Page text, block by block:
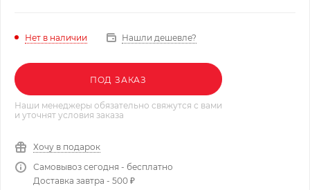
Нет в наличии Нашли дешевле?
ПОД ЗАКАЗ
Наши менеджеры обязательно свяжутся с вами
и уточнят условия заказа
Хочу в подарок
Самовывоз сегодня - бесплатно
Доставка завтра - 500 ₽